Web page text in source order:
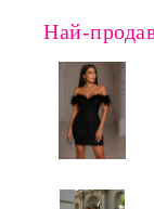
Най-